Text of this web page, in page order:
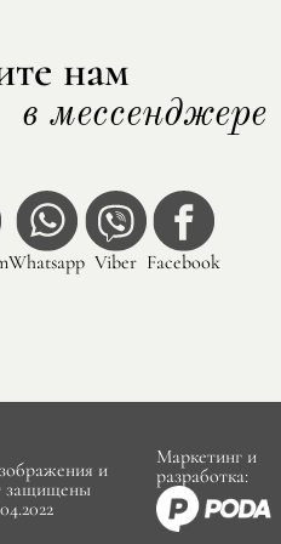
нам
в мессенджере
Whatsapp Viber Facebook
и
защищены
Маркетинг и
разработка: